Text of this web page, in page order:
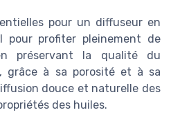
pour un diffuseur en
pour profiter pleinement de
préservant la qualité du
grâce à sa porosité et à sa
douce et naturelle des
des huiles.